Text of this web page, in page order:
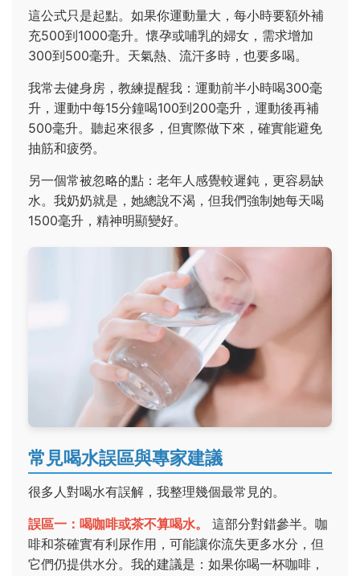
這公式只是起點。如果你運動量大，每小時要額外補
充500到1000毫升。懷孕或哺乳的婦女，需求增加
300到500毫升。天氣熱、流汗多時，也要多喝。
我常去健身房，教練提醒我：運動前半小時喝300毫
升，運動中每15分鐘喝100到200毫升，運動後再補
500毫升。聽起來很多，但實際做下來，確實能避免
抽筋和疲勞。
另一個常被忽略的點：老年人感覺較遲鈍，更容易缺
水。我奶奶就是，她總說不渴，但我們強制她每天喝
1500毫升，精神明顯變好。
常見喝水誤區與專家建議
很多人對喝水有誤解，我整理幾個最常見的。
誤區一：喝咖啡或茶不算喝水。
這部分對錯參半。咖
啡和茶確實有利尿作用，可能讓你流失更多水分，但
它們仍提供水分。我的建議是：如果你喝一杯咖啡，